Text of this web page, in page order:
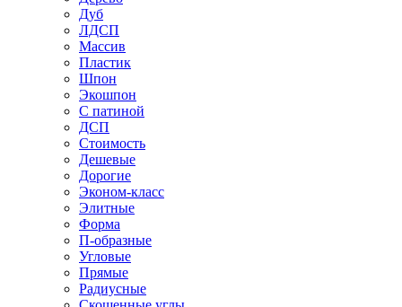
Дуб
ЛДСП
Массив
Пластик
Шпон
Экошпон
С патиной
ДСП
Стоимость
Дешевые
Дорогие
Эконом-класс
Элитные
Форма
П-образные
Угловые
Прямые
Радиусные